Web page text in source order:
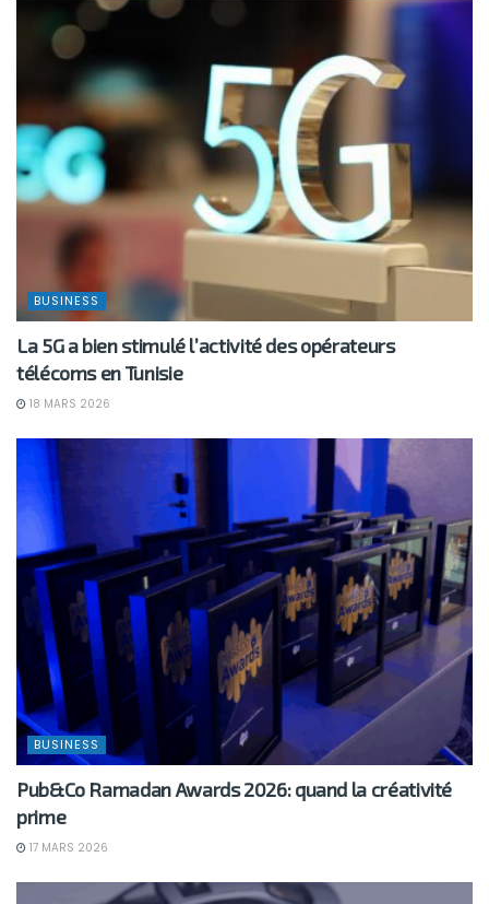
BUSINESS
La 5G a bien stimulé l’activité des opérateurs
télécoms en Tunisie
18 MARS 2026
BUSINESS
Pub&Co Ramadan Awards 2026: quand la créativité
prime
17 MARS 2026